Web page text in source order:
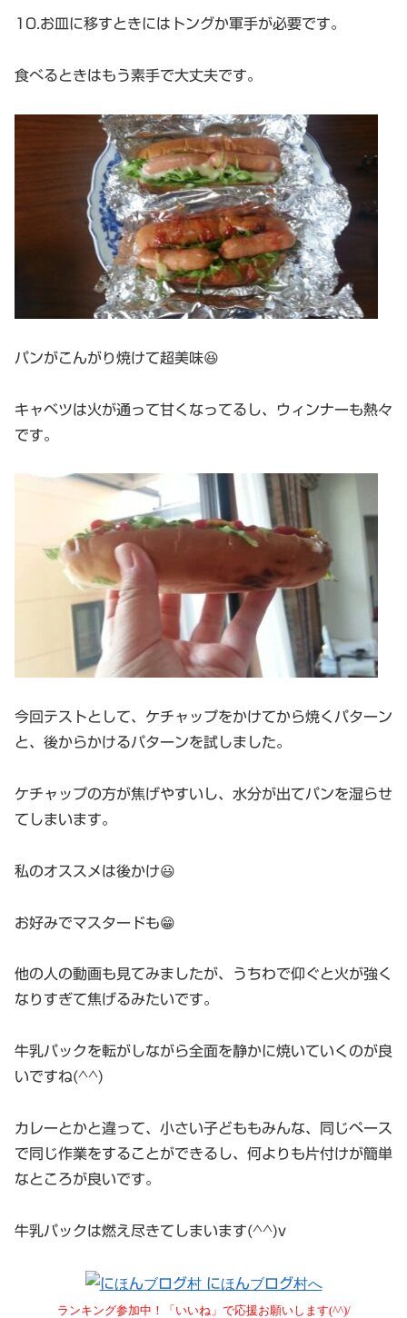
10.お皿に移すときにはトングか軍手が必要です。
食べるときはもう素手で大丈夫です。
パンがこんがり焼けて超美味😆
キャベツは火が通って甘くなってるし、ウィンナーも熱々
です。
今回テストとして、ケチャップをかけてから焼くパターン
と、後からかけるパターンを試しました。
ケチャップの方が焦げやすいし、水分が出てパンを湿らせ
てしまいます。
私のオススメは後かけ😃
お好みでマスタードも😁
他の人の動画も見てみましたが、うちわで仰ぐと火が強く
なりすぎて焦げるみたいです。
牛乳パックを転がしながら全面を静かに焼いていくのが良
いですね(^^)
カレーとかと違って、小さい子どももみんな、同じペース
で同じ作業をすることができるし、何よりも片付けが簡単
なところが良いです。
牛乳パックは燃え尽きてしまいます(^^)v
ランキング参加中！「いいね」で応援お願いします(^^)/